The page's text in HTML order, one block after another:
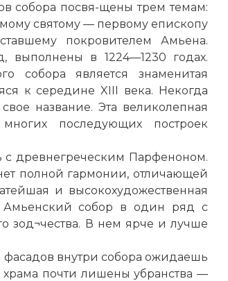
собора посвя-щены трем темам:
святому — первому епископу
покровителем Амьена.
выполнены в 1224—1230 годах.
собора является знаменитая
к середине XIII века. Некогда
название. Эта великолепная
последующих построек
с древнегреческим Парфеноном.
полной гармонии, отличающей
и высокохудожественная
Амьенский собор в один ряд с
В нем ярче и лучше
фасадов внутри собора ожидаешь
почти лишены убранства —